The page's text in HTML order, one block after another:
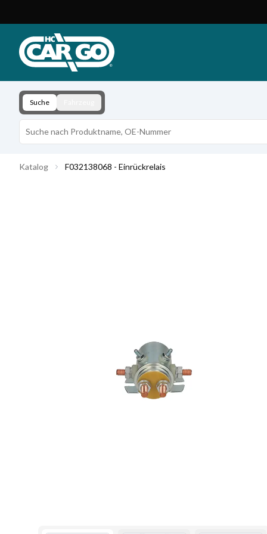
Download
Kontakt
Suche
Katalog F032138068 - Einrückrelais